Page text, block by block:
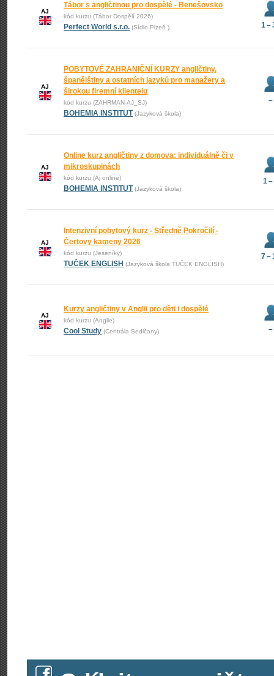
AJ
Tábor s angličtinou pro dospělé - Benešovsko
kód kurzu (Tábor Dospělí 2026)
Perfect World s.r.o. (Sídlo Plzeň ) 1 –
AJ
POBYTOVÉ ZAHRANIČNÍ KURZY angličtiny,
španělštiny a ostatních jazyků pro manažery a
širokou firemní klientelu
kód kurzu (ZAHRMAN-AJ_SJ)
BOHEMIA INSTITUT (Jazyková škola)
–
AJ
Online kurz angličtiny z domova: individuálně či v
mikroskupinách
kód kurzu (Aj online)
BOHEMIA INSTITUT (Jazyková škola)
1
AJ
Intenzivní pobytový kurz - Středně Pokročilí -
Čertovy kameny 2026
kód kurzu (Jeseníky)
TUČEK ENGLISH (Jazyková škola TUČEK ENGLISH)
7 –
AJ
Kurzy angličtiny v Anglii pro děti i dospělé
kód kurzu (Anglie)
Cool Study (Centrála Sedlčany) –